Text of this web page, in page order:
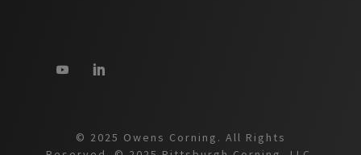
© 2025 Owens Corning. All Rights